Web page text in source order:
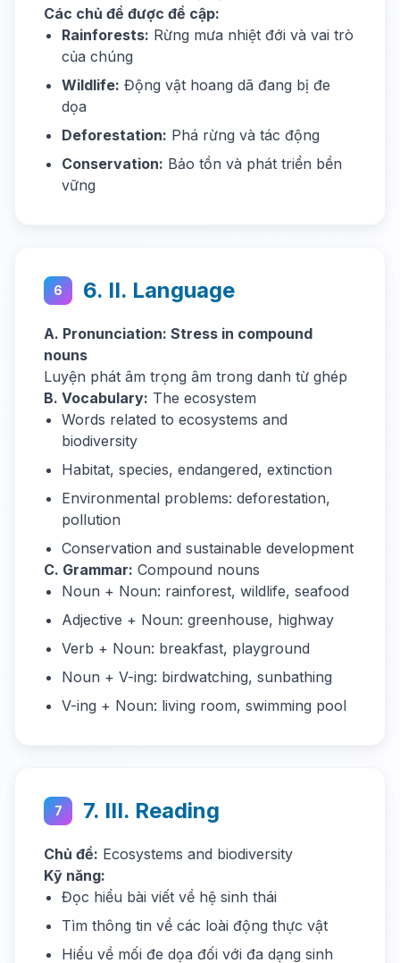
Các chủ đề được đề cập:
Rainforests: Rừng mưa nhiệt đới và vai trò
của chúng
Wildlife: Động vật hoang dã đang bị đe
dọa
Deforestation: Phá rừng và tác động
Conservation: Bảo tồn và phát triển bền
vững
6 6. II. Language
A. Pronunciation: Stress in compound
nouns
Luyện phát âm trọng âm trong danh từ ghép
B. Vocabulary: The ecosystem
Words related to ecosystems and
biodiversity
Habitat, species, endangered, extinction
Environmental problems: deforestation,
pollution
Conservation and sustainable development
C. Grammar: Compound nouns
Noun + Noun: rainforest, wildlife, seafood
Adjective + Noun: greenhouse, highway
Verb + Noun: breakfast, playground
Noun + V-ing: birdwatching, sunbathing
V-ing + Noun: living room, swimming pool
7 7. III. Reading
Chủ đề: Ecosystems and biodiversity
Kỹ năng:
Đọc hiểu bài viết về hệ sinh thái
Tìm thông tin về các loài động thực vật
Hiểu về mối đe dọa đối với đa dạng sinh